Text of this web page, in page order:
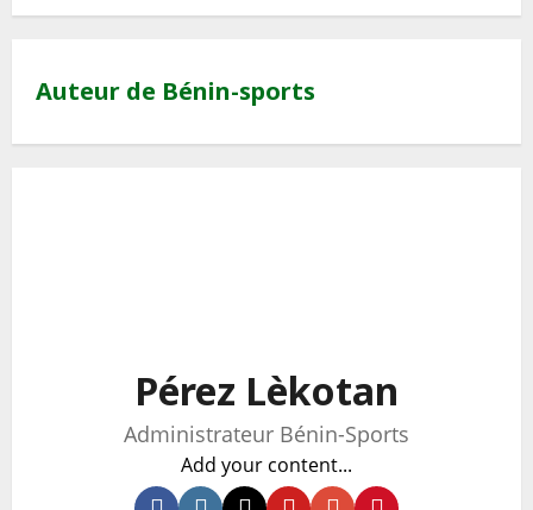
Auteur de Bénin-sports
Pérez Lèkotan
Administrateur Bénin-Sports
Add your content...